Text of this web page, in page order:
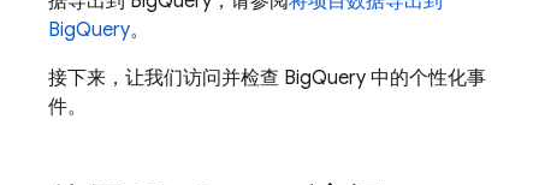
BigQuery。
接下来，让我们访问并检查 BigQuery 中的个性化事
件。